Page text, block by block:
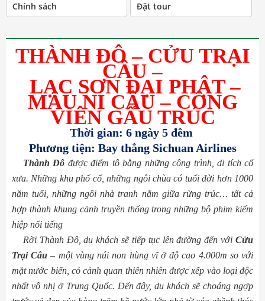
Chính sách Đặt tour
THÀNH ĐÔ – CỬU TRẠI
CÂU –
LẠC SƠN ĐẠI PHẬT –
MÂU NI CÂU – CÔNG
VIÊN GẤU TRÚC
Thời gian: 6 ngày 5 đêm
Phương tiện: Bay thẳng Sichuan Airlines
Thành Đô được điểm tô bằng những công trình, di tích cổ
xưa. Những khu phố cổ, những ngôi chùa có tuổi đời hơn 1000
năm tuổi, những ngôi nhà tranh nằm giữa rừng trúc… tất cả
hợp thành khung cảnh truyền thống trong những bộ phim kiếm
hiệp nổi tiếng
Rời Thành Đô, du khách sẽ tiếp tục lên đường đến với Cửu
Trại Câu – một vùng núi non hùng vĩ ở độ cao 4.000m so với
mặt nước biển, có cảnh quan thiên nhiên được xếp vào loại độc
nhất vô nhị ở Trung Quốc. Đến đây, du khách sẽ choáng ngợp